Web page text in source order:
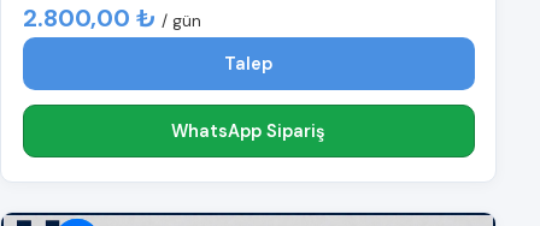
2.800,00 ₺ / gün
Talep
WhatsApp Sipariş